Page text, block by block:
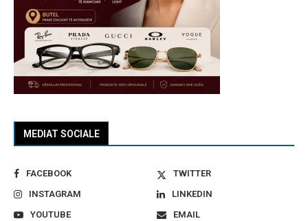
MEDIAT SOCIALE
FACEBOOK
TWITTER
INSTAGRAM
LINKEDIN
YOUTUBE
EMAIL